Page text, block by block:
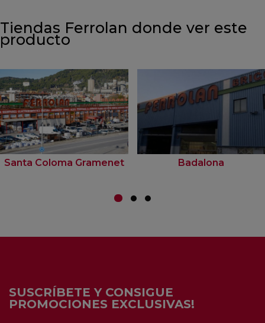
Tiendas Ferrolan donde ver este
producto
Santa Coloma Gramenet Badalona
SUSCRÍBETE Y CONSIGUE
PROMOCIONES EXCLUSIVAS!